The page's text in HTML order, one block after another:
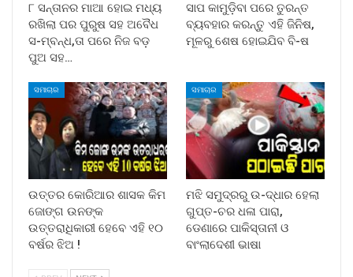
୮ ସନ୍ତାନର ମାଆ ହୋଇ ମଧ୍ୟ
ରଖିଲା ପର ପୁରୁଷ ସହ ଅବୈଧ
ସ-ମ୍ବନ୍ଧ,ତା ପରେ ନିଜ ବଡ଼
ପୁଅ ସହ…
ସାପ କାମୁଡ଼ିବା ପରେ ତୁରନ୍ତ
ବ୍ୟବହାର କରନ୍ତୁ ଏହି ଜିନିଷ,
ମୂଳରୁ ଶେଷ ହୋଇଯିବ ବି-ଷ
ସମାଚାର
ଉତ୍ତର କୋରିଆର ଶାସକ କିମ
ଜୋଙ୍ଗ ଉନଙ୍କ
ଉତ୍ତରାଧିକାରୀ ହେବେ ଏହି ୧୦
ବର୍ଷର ଝିଅ !
ସମାଚାର
ମଝି ସମୁଦ୍ରରୁ ଉ-ଦ୍ଧାର ହେଲା
ଗୁପ୍ତ-ଚର ଧଳା ପାରା,
ଡେଣାରେ ପାକିସ୍ତାନୀ ଓ
ବାଂଲାଦେଶୀ ଭାଷା